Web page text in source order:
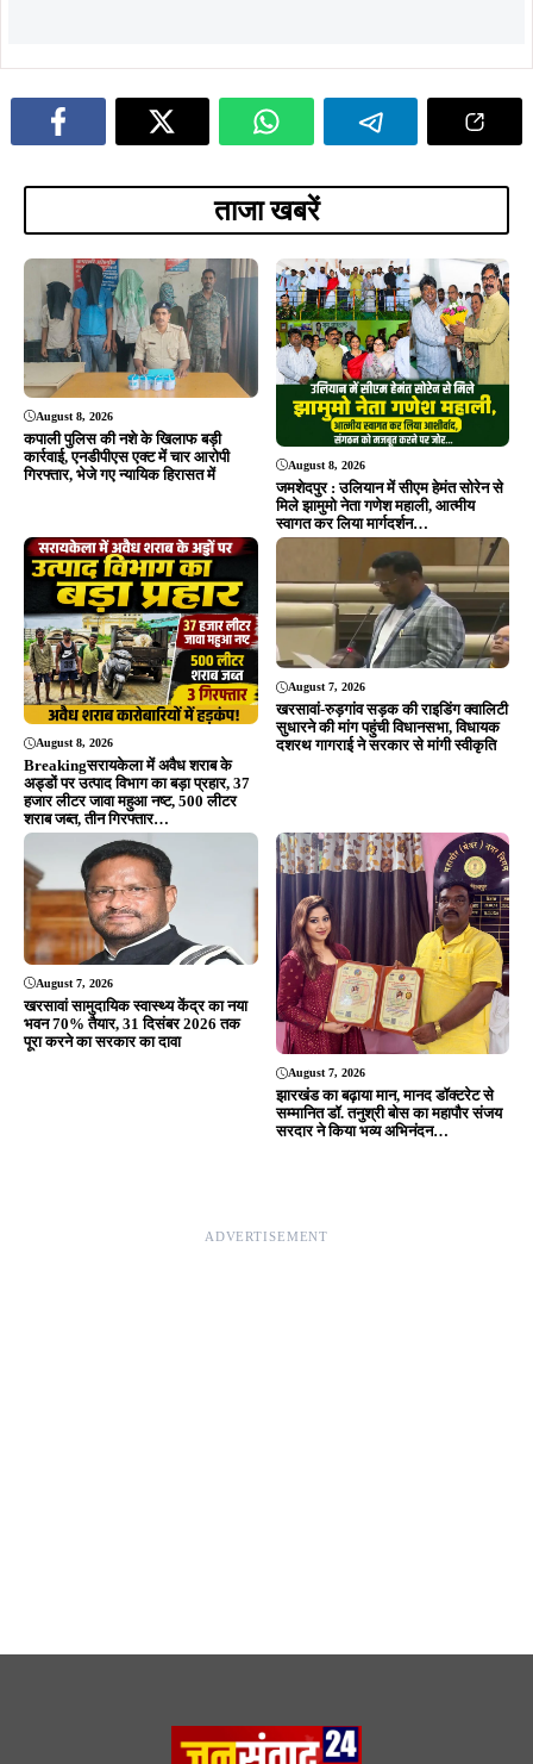
ताजा खबरें
August 8, 2026
कपाली पुलिस की नशे के खिलाफ बड़ी
कार्रवाई, एनडीपीएस एक्ट में चार आरोपी
गिरफ्तार, भेजे गए न्यायिक हिरासत में
August 8, 2026
जमशेदपुर : उलियान में सीएम हेमंत सोरेन से
मिले झामुमो नेता गणेश महाली, आत्मीय
स्वागत कर लिया मार्गदर्शन…
August 8, 2026
Breakingसरायकेला में अवैध शराब के
अड्डों पर उत्पाद विभाग का बड़ा प्रहार, 37
हजार लीटर जावा महुआ नष्ट, 500 लीटर
शराब जब्त, तीन गिरफ्तार…
August 7, 2026
खरसावां-रुड़गांव सड़क की राइडिंग क्वालिटी
सुधारने की मांग पहुंची विधानसभा, विधायक
दशरथ गागराई ने सरकार से मांगी स्वीकृति
August 7, 2026
खरसावां सामुदायिक स्वास्थ्य केंद्र का नया
भवन 70% तैयार, 31 दिसंबर 2026 तक
पूरा करने का सरकार का दावा
August 7, 2026
झारखंड का बढ़ाया मान, मानद डॉक्टरेट से
सम्मानित डॉ. तनुश्री बोस का महापौर संजय
सरदार ने किया भव्य अभिनंदन…
ADVERTISEMENT